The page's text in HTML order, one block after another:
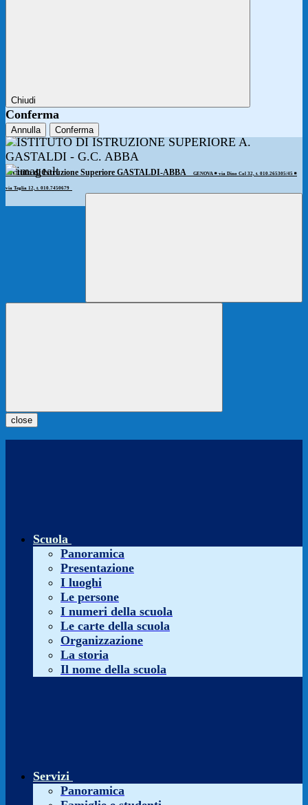
Chiudi
Conferma
Annulla Conferma
Istituto di Istruzione Superiore GASTALDI-ABBA GENOVA ◾️ via Dino Col 32, t. 010.265305/45 ◾️
via Teglia 12, t. 010.7450679
close
Scuola
Panoramica
Presentazione
I luoghi
Le persone
I numeri della scuola
Le carte della scuola
Organizzazione
La storia
Il nome della scuola
Servizi
Panoramica